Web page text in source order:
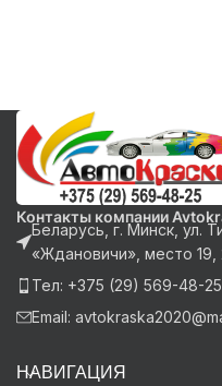
Контакты компании
Беларусь, г. Минск, ул.
«Ждановичи», место 19,
Тел: +375 (29) 569-48-25
Email:
НАВИГАЦИЯ